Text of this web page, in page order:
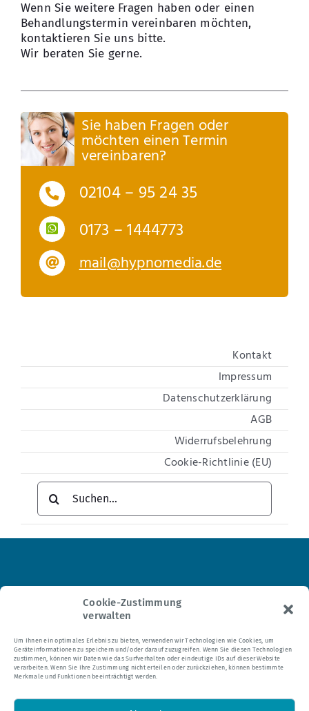
Cookie-Zustimmung
verwalten
Um Ihnen ein optimales Erlebnis zu bieten, verwenden wir Technologien wie Cookies, um
Geräteinformationen zu speichern und/oder darauf zuzugreifen. Wenn Sie diesen Technologien
zustimmen, können wir Daten wie das Surfverhalten oder eindeutige IDs auf dieser Website
verarbeiten. Wenn Sie Ihre Zustimmung nicht erteilen oder zurückziehen, können bestimmte
Merkmale und Funktionen beeinträchtigt werden.
Wenn Sie weitere Fragen haben oder einen
Behandlungstermin vereinbaren möchten,
kontaktieren Sie uns bitte.
Wir beraten Sie gerne.
Sie haben Fragen oder
möchten einen Termin
vereinbaren?
02104 – 95 24 35
0173 – 1444773
mail@hypnomedia.de
Kontakt
Impressum
Datenschutzerklärung
AGB
Widerrufsbelehrung
Cookie-Richtlinie (EU)
Suche
nach:
E-Mail:mail@hypnomedia.de